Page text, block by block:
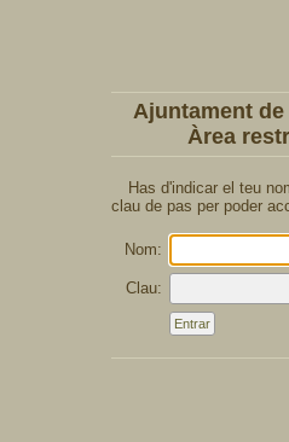
Ajuntament
Àrea
Has d'indicar el teu
clau de pas per poder
Nom:
Clau: